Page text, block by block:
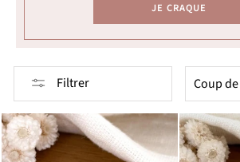
JE CRAQUE
Filtrer